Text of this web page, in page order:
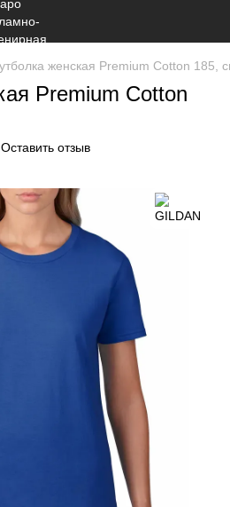
женская Premium Cotton 185,
Premium Cotton
Оставить отзыв